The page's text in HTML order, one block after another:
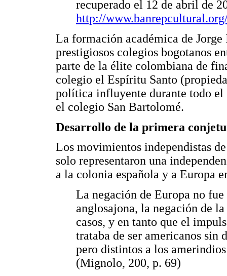
recuperado el 12 de abril de
http://
La formación académica de Jorge
prestigiosos colegios bogotanos
parte de la élite colombiana de
colegio el Espíritu Santo
política influyente durante todo
el colegio San Bartolomé.
Desarrollo de la primera
Los movimientos independistas
solo representaron una
a la colonia española y a Europa
La negación de Europa no
anglosajona, la negación de
casos, y en tanto que el
trataba de ser americanos sin
pero distintos a los
(Mignolo, 200, p. 69)